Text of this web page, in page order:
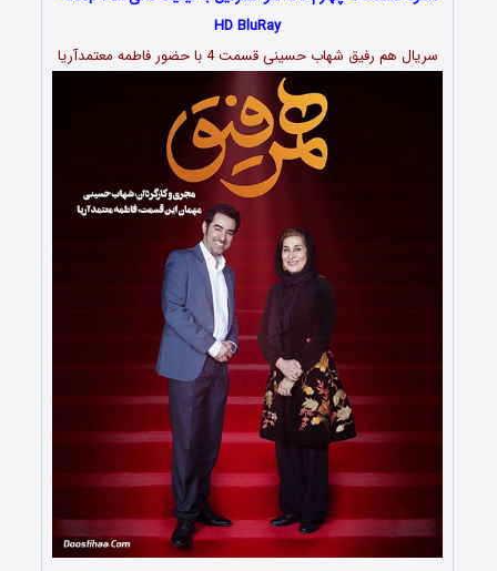
HD BluRay
سریال هم رفیق شهاب حسینی قسمت 4 با حضور فاطمه معتمدآریا